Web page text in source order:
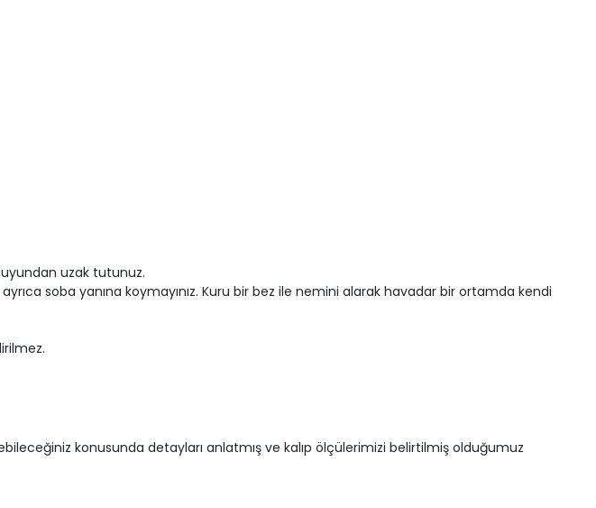
uzak tutunuz.
soba yanına koymayınız. Kuru bir bez ile nemini alarak havadar bir ortamda kendi
konusunda detayları anlatmış ve kalıp ölçülerimizi belirtilmiş olduğumuz